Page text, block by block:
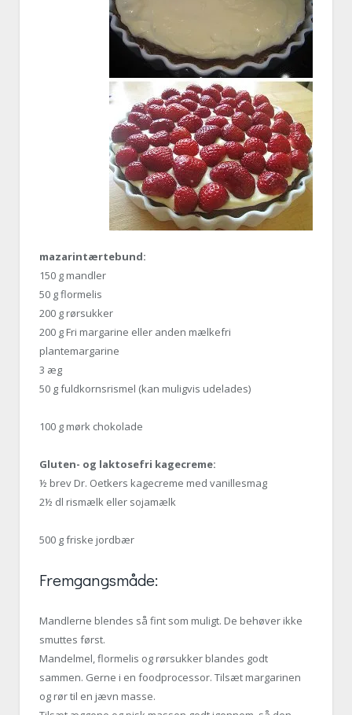
mazarintærtebund:
150 g mandler
50 g flormelis
200 g rørsukker
200 g Fri margarine eller anden mælkefri
plantemargarine
3 æg
50 g fuldkornsrismel (kan muligvis udelades)
100 g mørk chokolade
Gluten- og laktosefri kagecreme:
½ brev Dr. Oetkers kagecreme med vanillesmag
2½ dl rismælk eller sojamælk
500 g friske jordbær
Fremgangsmåde:
Mandlerne blendes så fint som muligt. De behøver ikke
smuttes først.
Mandelmel, flormelis og rørsukker blandes godt
sammen. Gerne i en foodprocessor. Tilsæt margarinen
og rør til en jævn masse.